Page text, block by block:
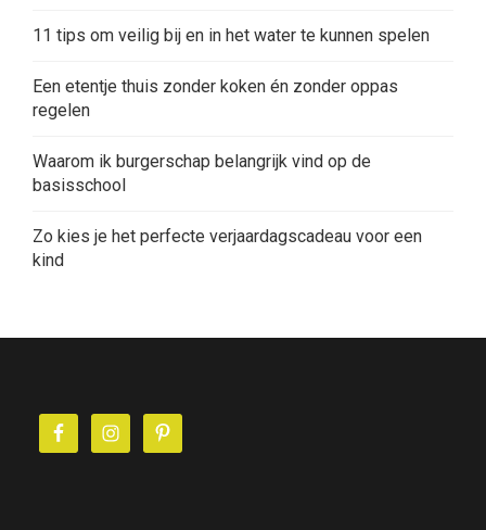
11 tips om veilig bij en in het water te kunnen spelen
Een etentje thuis zonder koken én zonder oppas
regelen
Waarom ik burgerschap belangrijk vind op de
basisschool
Zo kies je het perfecte verjaardagscadeau voor een
kind